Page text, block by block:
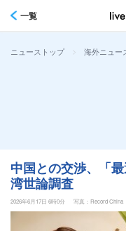
一覧
ニューストップ > 海外ニュー
中国との交渉、「
湾世論調査
2026年6月17日 6時0分 写真：Record China